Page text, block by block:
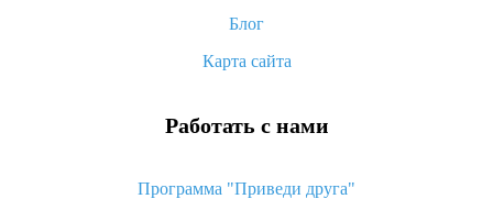
возврата денег
Блог
Карта сайта
Работать с нами
Программа "Приведи друга"